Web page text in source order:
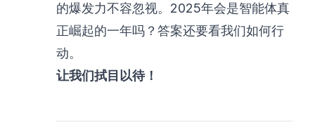
的爆发力不容忽视。2025年会是智能体真
正崛起的一年吗？答案还要看我们如何行
动。
让我们拭目以待！